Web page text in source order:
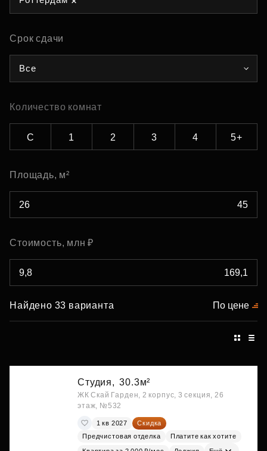
Срок сдачи
Все
Количество комнат
С 1 2 3 4 5+
Площадь, м²
Стоимость, млн ₽
Найдено 33 варианта По цене
Студия, 30.3м²
ЖК Скай Гарден, 2 корпус, 3 секция, 26
этаж, №532
1 кв 2027
Скидка
Предчистовая отделка
Платите как хотите